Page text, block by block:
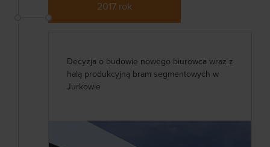
Decyzja o budowie nowego biurowca wraz z
halą produkcyjną bram segmentowych w
Jurkowie
2017 rok